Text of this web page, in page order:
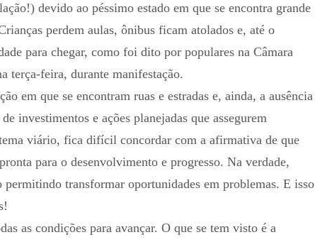
devido ao péssimo estado em que se encontra grande
perdem aulas, ônibus ficam atolados e, até o
para chegar, como foi dito por populares na Câmara
terça-feira, durante manifestação.
em que se encontram ruas e estradas e, ainda, a ausência
investimentos e ações planejadas que assegurem
viário, fica difícil concordar com a afirmativa de que
para o desenvolvimento e progresso. Na verdade,
permitindo transformar oportunidades em problemas. E isso
as condições para avançar. O que se tem visto é a